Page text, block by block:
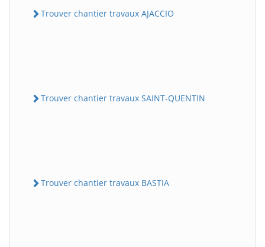
Trouver chantier travaux AJACCIO
Trouver chantier travaux SAINT-QUENTIN
Trouver chantier travaux BASTIA